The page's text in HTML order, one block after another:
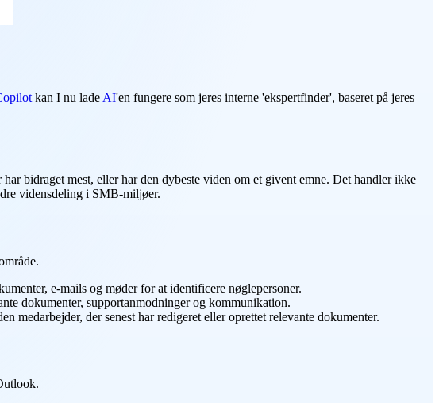
kan I nu lade AI'en fungere som jeres interne 'ekspertfinder', baseret på jeres
bidraget mest, eller har den dybeste viden om et givent emne. Det handler ikke
vidensdeling i SMB-miljøer.
e-mails og møder for at identificere nøglepersoner.
dokumenter, supportanmodninger og kommunikation.
medarbejder, der senest har redigeret eller oprettet relevante dokumenter.